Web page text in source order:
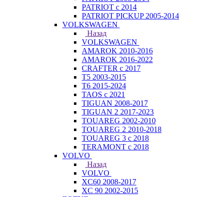
PATRIOT с 2014
PATRIOT PICKUP 2005-2014
VOLKSWAGEN
Назад
VOLKSWAGEN
AMAROK 2010-2016
AMAROK 2016-2022
CRAFTER с 2017
T5 2003-2015
T6 2015-2024
TAOS с 2021
TIGUAN 2008-2017
TIGUAN 2 2017-2023
TOUAREG 2002-2010
TOUAREG 2 2010-2018
TOUAREG 3 с 2018
TERAMONT с 2018
VOLVO
Назад
VOLVO
XC60 2008-2017
XC 90 2002-2015